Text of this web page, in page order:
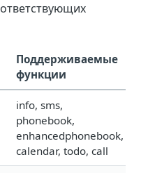
Поддерживаемые
функции
info, sms,
phonebook,
enhancedphonebook,
calendar, todo, call